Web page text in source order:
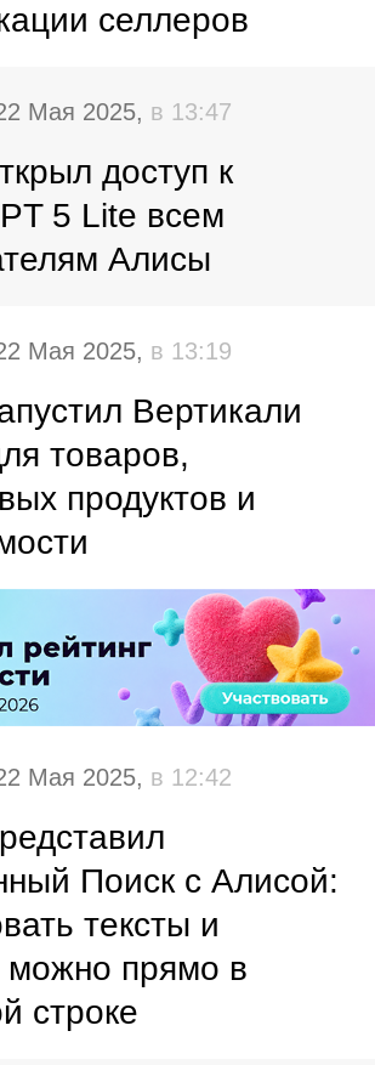
селлеров
Мая 2025, в 13:47
доступ к
5 Lite всем
Алисы
Мая 2025, в 13:19
Вертикали
товаров,
продуктов и
Мая 2025, в 12:42
Поиск с Алисой:
тексты и
можно прямо в
строке